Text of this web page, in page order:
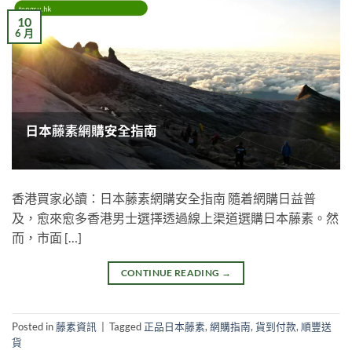
10
6 月
香港買家必讀：日本藤素網購安全指南 隨着網購日益普
及，愈來愈多香港男士選擇透過線上渠道選購日本藤素。然
而，市面 […]
CONTINUE READING →
Posted in藤素資訊 Tagged 正品日本藤素,網購指南,貨到付款,順豐送
貨